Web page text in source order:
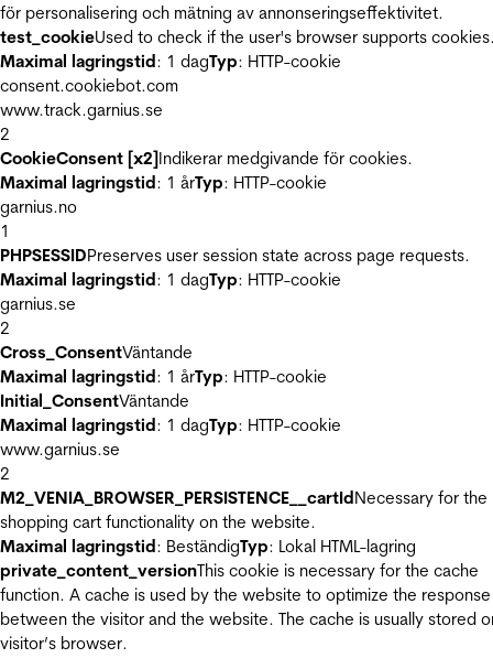
för personalisering och mätning av annonseringseffektivitet.
test_cookieUsed to check if the user's browser supports
Maximal lagringstid: 1 dagTyp: HTTP-cookie
consent.cookiebot.com
www.track.garnius.se
2
CookieConsent [x2]Indikerar medgivande för cookies.
Maximal lagringstid: 1 årTyp: HTTP-cookie
garnius.no
1
PHPSESSIDPreserves user session state across page requests.
Maximal lagringstid: 1 dagTyp: HTTP-cookie
garnius.se
2
Cross_ConsentVäntande
Maximal lagringstid: 1 årTyp: HTTP-cookie
Initial_ConsentVäntande
Maximal lagringstid: 1 dagTyp: HTTP-cookie
www.garnius.se
2
M2_VENIA_BROWSER_PERSISTENCE__cartIdNecessary for the
shopping cart functionality on the website.
Maximal lagringstid: BeständigTyp: Lokal HTML-lagring
private_content_versionThis cookie is necessary for the cache
function. A cache is used by the website to optimize the
between the visitor and the website. The cache is usually stored
visitor’s browser.